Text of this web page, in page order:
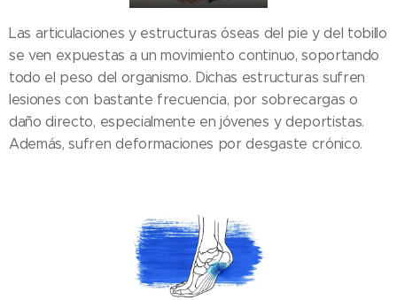
Las articulaciones y estructuras óseas del pie y del tobillo
se ven expuestas a un movimiento continuo, soportando
todo el peso del organismo. Dichas estructuras sufren
lesiones con bastante frecuencia, por sobrecargas o
daño directo, especialmente en jóvenes y deportistas.
Además, sufren deformaciones por desgaste crónico.